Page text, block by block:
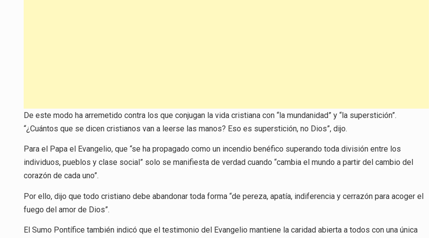
De este modo ha arremetido contra los que conjugan la vida cristiana con “la mundanidad” y “la superstición”.
“¿Cuántos que se dicen cristianos van a leerse las manos? Eso es superstición, no Dios”, dijo.
Para el Papa el Evangelio, que “se ha propagado como un incendio benéfico superando toda división entre los
individuos, pueblos y clase social” solo se manifiesta de verdad cuando “cambia el mundo a partir del cambio del
corazón de cada uno”.
Por ello, dijo que todo cristiano debe abandonar toda forma “de pereza, apatía, indiferencia y cerrazón para acoger el
fuego del amor de Dios”.
El Sumo Pontífice también indicó que el testimonio del Evangelio mantiene la caridad abierta a todos con una única